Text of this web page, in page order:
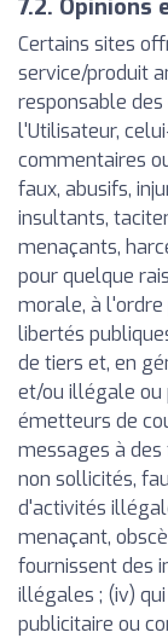
7.2.
Certains sites
service/produit
responsable
l'Utilisateur,
commentaires
faux, abusifs,
insultants,
menaçants,
pour quelque
morale, à l'ordre
libertés
de tiers et, en
et/ou illégale ou
émetteurs de
messages à
non sollicités,
d'activités
menaçant,
fournissent des
illégales ; (iv)
publicitaire ou